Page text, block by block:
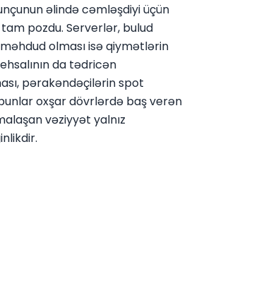
əlində cəmləşdiyi üçün
tam pozdu. Serverlər, bulud
olması isə qiymətlərin
da tədricən
pərakəndəçilərin spot
oxşar dövrlərdə baş verən
vəziyyət yalnız